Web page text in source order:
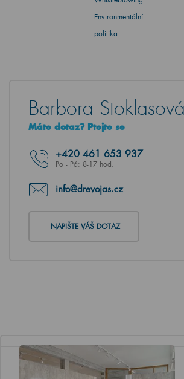
Environmentální
politika
Barbora Stoklasová
Máte dotaz? Ptejte se
+420 461 653 937
Po - Pá: 8-17 hod.
info@drevojas.cz
NAPIŠTE VÁŠ DOTAZ